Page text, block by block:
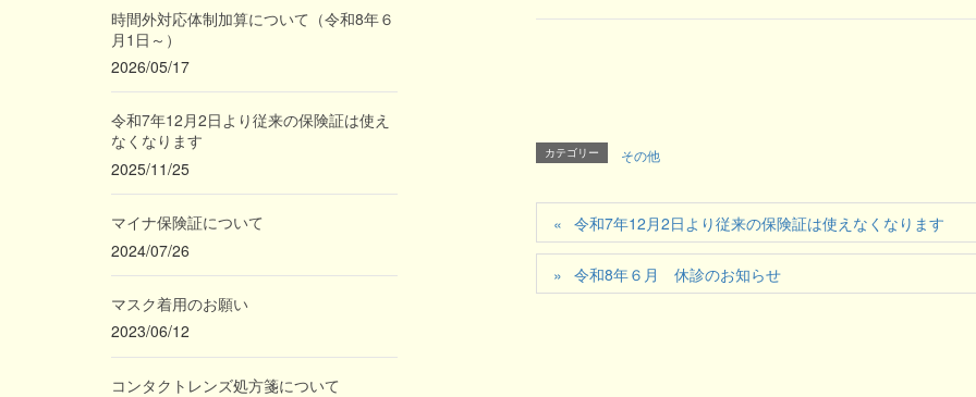
カテゴリー その他
令和7年12月2日より従来の保険証は使えなくなります
令和8年６月 休診のお知らせ
時間外対応体制加算について（令和8年６
月1日～）
2026/05/17
令和7年12月2日より従来の保険証は使え
なくなります
2025/11/25
マイナ保険証について
2024/07/26
マスク着用のお願い
2023/06/12
コンタクトレンズ処方箋について